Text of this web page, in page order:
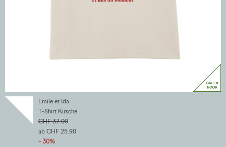
Emile et Ida
T-Shirt Kirsche
CHF 37.00
ab CHF 25.90
- 30%